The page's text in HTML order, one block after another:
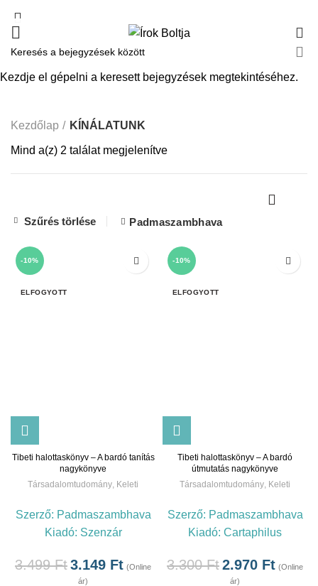
KÍNÁLATUNK
Kezdőlap KÍNÁLATUNK
Mind a(z) 2 találat megjelenítve
Szűrés törlése Padmaszambhava
-10%
ELFOGYOTT
Tibeti halottaskönyv – A bardó tanítás
nagykönyve
Társadalomtudomány Keleti
Szerző: Padmaszambhava
Kiadó: Szenzár
3.499Ft3.149 Ft (Online
ár)
-10%
ELFOGYOTT
Tibeti halottaskönyv – A bardó
útmutatás nagykönyve
Társadalomtudomány Keleti
Szerző: Padmaszambhava
Kiadó: Cartaphilus
3.300Ft2.970 Ft (Online
ár)
Kezdje el gépelni a keresett bejegyzések megtekintéséhez.